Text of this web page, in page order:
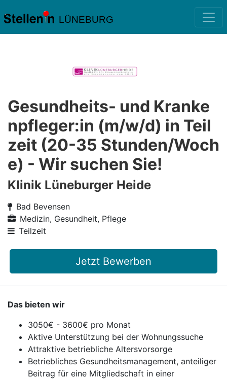
LÜNEBURG
Gesundheits- und Kranke
npfleger:in (m/w/d) in Teil
zeit (20-35 Stunden/Woch
e) - Wir suchen Sie!
Klinik Lüneburger Heide
Bad Bevensen
Medizin, Gesundheit, Pflege
Teilzeit
Jetzt Bewerben
Das bieten wir
3050€ - 3600€ pro Monat
Aktive Unterstützung bei der Wohnungssuche
Attraktive betriebliche Altersvorsorge
Betriebliches Gesundheitsmanagement, anteiliger
Beitrag für eine Mitgliedschaft in einer